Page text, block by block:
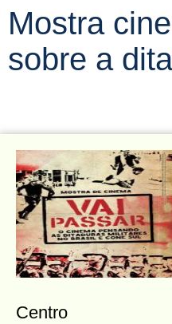
Mostra
sobre a
Centro